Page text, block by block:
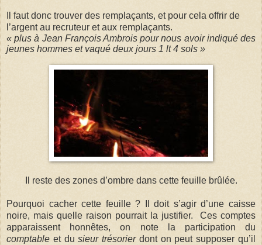
Il faut donc trouver des remplaçants, et pour cela offrir de
l’argent au recruteur et aux remplaçants.
« plus à Jean François Ambrois pour nous avoir indiqué des
jeunes hommes et vaqué deux jours 1 lt 4 sols »
Il reste des zones d’ombre dans cette feuille brûlée.
Pourquoi cacher cette feuille ? Il doit s’agir d’une caisse
noire, mais quelle raison pourrait la justifier. Ces comptes
apparaissent honnêtes, on note la participation du
comptable et dusieur trésorierdont on peut supposer qu’il